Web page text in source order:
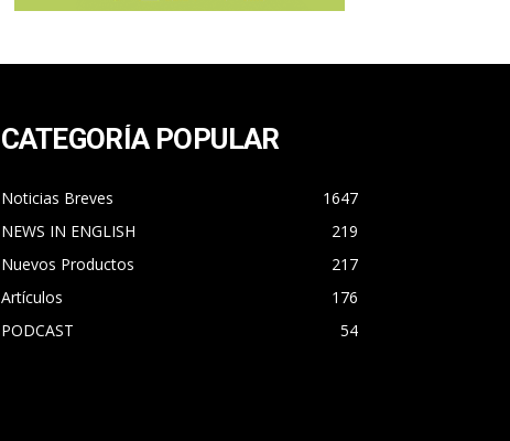
CATEGORÍA POPULAR
Noticias Breves
1647
NEWS IN ENGLISH
219
Nuevos Productos
217
Artículos
176
PODCAST
54